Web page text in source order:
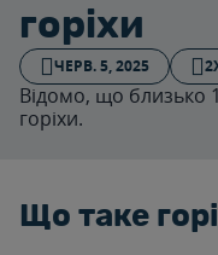
горiхи
ЧЕРВ. 5, 2025
Відомо, що близько
горіхи.
Що таке